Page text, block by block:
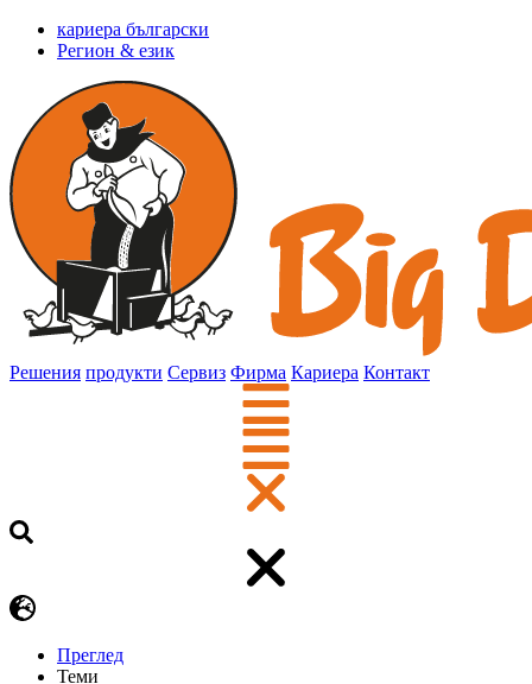
кариера български
Регион & език
Решения продукти Сервиз Фирма Кариера Контакт
Преглед
Теми